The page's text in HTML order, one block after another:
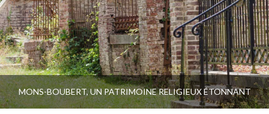
MONS-BOUBERT, UN PATRIMOINE RELIGIEUX ÉTONNANT